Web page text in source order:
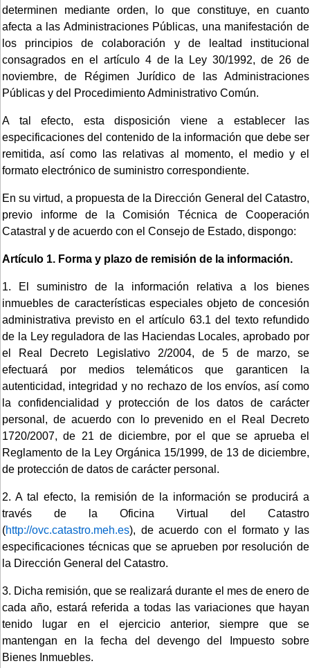
determinen mediante orden, lo que constituye, en cuanto
afecta a las Administraciones Públicas, una manifestación de
los principios de colaboración y de lealtad institucional
consagrados en el artículo 4 de la Ley 30/1992, de 26 de
noviembre, de Régimen Jurídico de las Administraciones
Públicas y del Procedimiento Administrativo Común.
A tal efecto, esta disposición viene a establecer las
especificaciones del contenido de la información que debe ser
remitida, así como las relativas al momento, el medio y el
formato electrónico de suministro correspondiente.
En su virtud, a propuesta de la Dirección General del Catastro,
previo informe de la Comisión Técnica de Cooperación
Catastral y de acuerdo con el Consejo de Estado, dispongo:
Artículo 1. Forma y plazo de remisión de la información.
1. El suministro de la información relativa a los bienes
inmuebles de características especiales objeto de concesión
administrativa previsto en el artículo 63.1 del texto refundido
de la Ley reguladora de las Haciendas Locales, aprobado por
el Real Decreto Legislativo 2/2004, de 5 de marzo, se
efectuará por medios telemáticos que garanticen la
autenticidad, integridad y no rechazo de los envíos, así como
la confidencialidad y protección de los datos de carácter
personal, de acuerdo con lo prevenido en el Real Decreto
1720/2007, de 21 de diciembre, por el que se aprueba el
Reglamento de la Ley Orgánica 15/1999, de 13 de diciembre,
de protección de datos de carácter personal.
2. A tal efecto, la remisión de la información se producirá a
través de la Oficina Virtual del Catastro
(http://ovc.catastro.meh.es), de acuerdo con el formato y las
especificaciones técnicas que se aprueben por resolución de
la Dirección General del Catastro.
3. Dicha remisión, que se realizará durante el mes de enero de
cada año, estará referida a todas las variaciones que hayan
tenido lugar en el ejercicio anterior, siempre que se
mantengan en la fecha del devengo del Impuesto sobre
Bienes Inmuebles.